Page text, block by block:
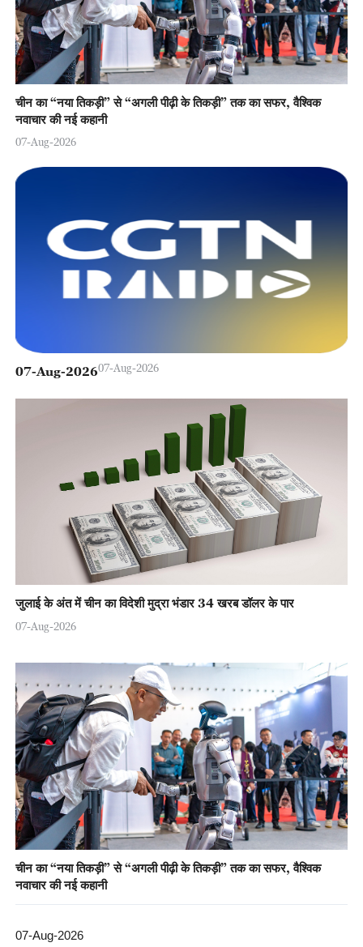
चीन का “नया तिकड़ी” से “अगली पीढ़ी के तिकड़ी” तक का सफर, वैश्विक
नवाचार की नई कहानी
07-Aug-2026
07-Aug-202607-Aug-2026
जुलाई के अंत में चीन का विदेशी मुद्रा भंडार 34 खरब डॉलर के पार
07-Aug-2026
चीन का “नया तिकड़ी” से “अगली पीढ़ी के तिकड़ी” तक का सफर, वैश्विक
नवाचार की नई कहानी
07-Aug-2026